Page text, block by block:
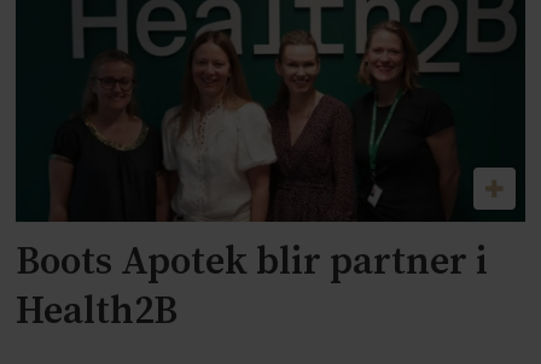
Boots Apotek blir partner i
Health2B